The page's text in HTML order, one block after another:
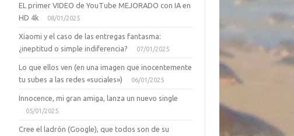
EL primer VIDEO de YouTube MEJORADO con IA en
HD 4k
08/01/2025
Xiaomi y el caso de las entregas fantasma:
¿ineptitud o simple indiferencia?
07/01/2025
Lo que ellos ven (en una imagen que inocentemente
tu subes a las redes «suciales»)
06/01/2025
Innocence, mi gran amiga, lanza un nuevo single
05/01/2025
Cree el ladrón (Google), que todos son de su